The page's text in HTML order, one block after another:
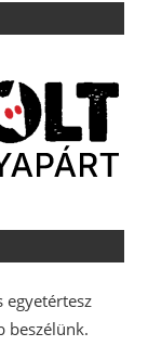
egyetértesz
beszélünk.